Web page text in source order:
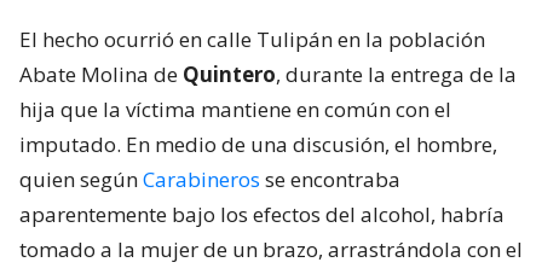
El hecho ocurrió en calle Tulipán en la población
Abate Molina de Quintero, durante la entrega de la
hija que la víctima mantiene en común con el
imputado. En medio de una discusión, el hombre,
quien segúnCarabineros se encontraba
aparentemente bajo los efectos del alcohol, habría
tomado a la mujer de un brazo, arrastrándola con el